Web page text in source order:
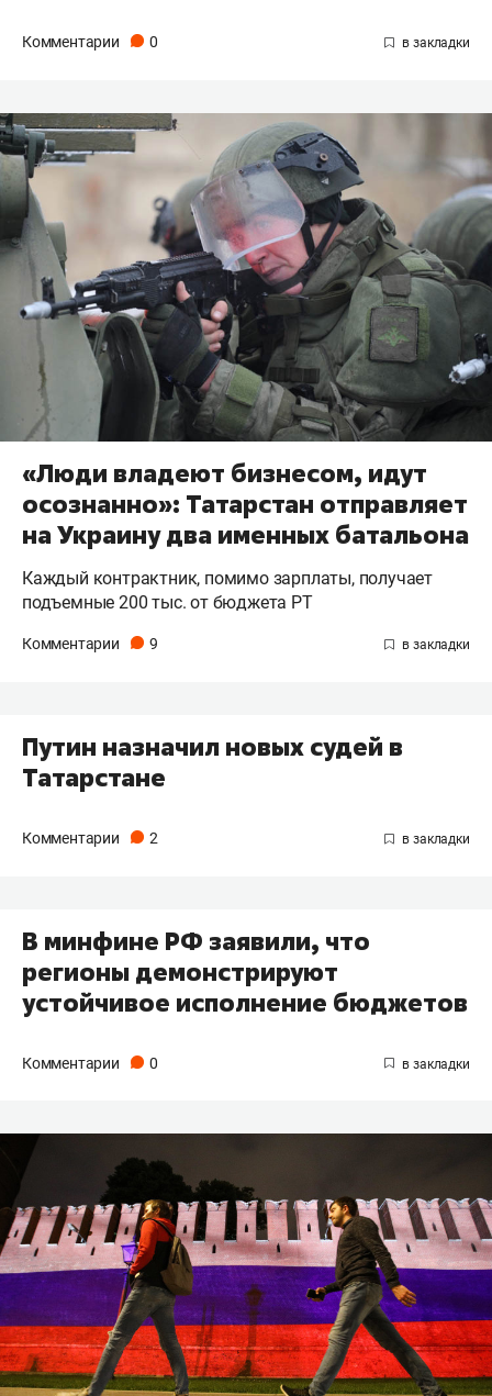
Комментарии 0
«Люди владеют бизнесом, идут
осознанно»: Татарстан отправляет
на Украину два именных батальона
Каждый контрактник, помимо зарплаты, получает
подъемные 200 тыс. от бюджета РТ
Комментарии 9
Путин назначил новых судей в
Татарстане
Комментарии 2
В минфине РФ заявили, что
регионы демонстрируют
устойчивое исполнение бюджетов
Комментарии 0